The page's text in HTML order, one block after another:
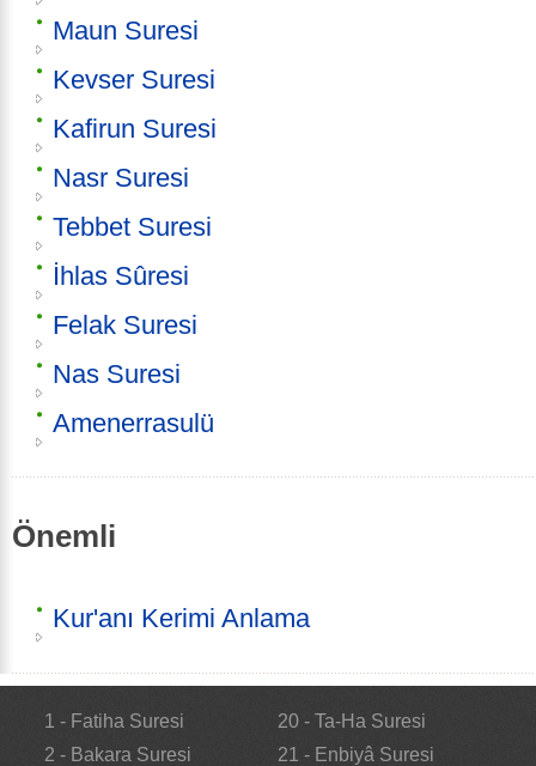
Maun Suresi
Kevser Suresi
Kafirun Suresi
Nasr Suresi
Tebbet Suresi
İhlas Sûresi
Felak Suresi
Nas Suresi
Amenerrasulü
Önemli
Kur'anı Kerimi Anlama
1 - Fatiha Suresi
2 - Bakara Suresi
20 - Ta-Ha Suresi
21 - Enbiyâ Suresi